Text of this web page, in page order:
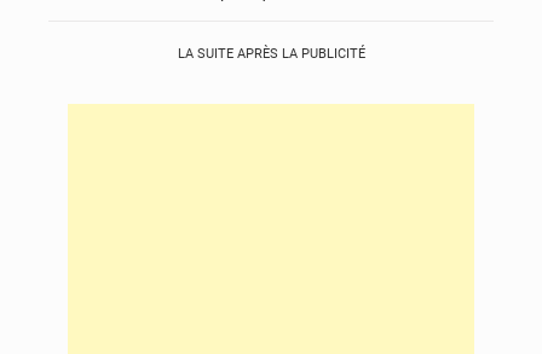
LA SUITE APRÈS LA PUBLICITÉ